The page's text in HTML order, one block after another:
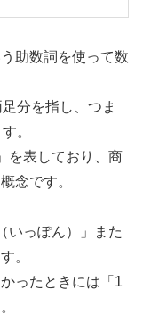
助数詞を使って数
分を指し、つま
。
を表しており、商
念です。
いっぽん）」また
。
ったときには「1